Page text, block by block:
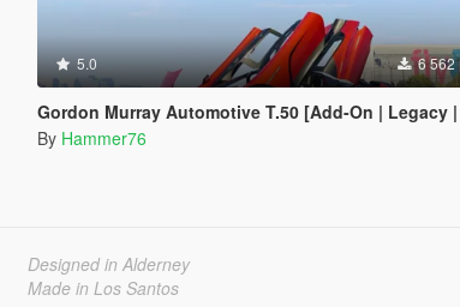
5.0 6 562
Gordon Murray Automotive T.50 [Add-On | Legacy | Enhanced]
By Hammer76
Designed in Alderney
Made in Los Santos